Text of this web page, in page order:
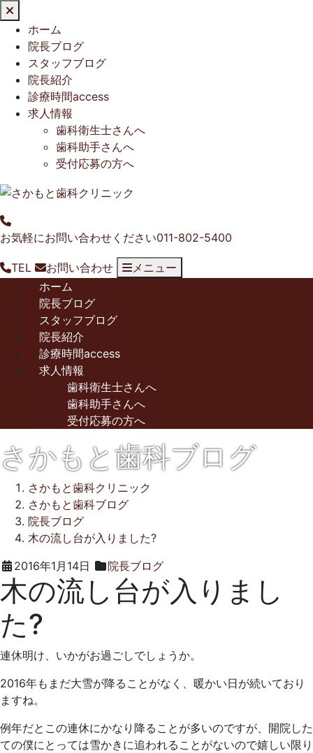
じ
る
ホーム
院長ブログ
スタッフブログ
院長紹介
診療時間access
求人情報
歯科衛生士さんへ
歯科助手さんへ
受付応募の方へ
お気軽にお問い合わせください011-802-5400
TEL お問い合わせ
メニュー
ホーム
院長ブログ
スタッフブログ
院長紹介
診療時間access
求人情報
歯科衛生士さんへ
歯科助手さんへ
受付応募の方へ
さかもと歯科ブログ
さかもと歯科クリニック
さかもと歯科ブログ
院長ブログ
木の流し台が入りました?
2016年1月14日
院長ブログ2021
年
10
日
さ
か
も
科
ク
リ
ク
木の流し台が入りまし
た?
連休明け、いかがお過ごしでしょうか。
2016年もまだ大雪が降ることがなく、暖かい日が続いており
ますね。
例年だとこの連休にかなり降ることが多いのですが、開院した
ての僕にとっては雪かきに追われることがないので嬉しい限り